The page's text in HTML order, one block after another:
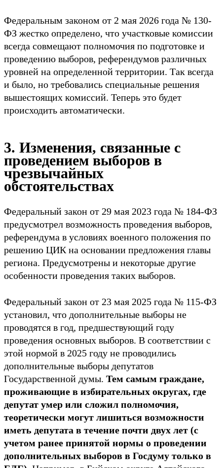
Федеральным законом от 2 мая 2026 года № 130-
ФЗ жестко определено, что участковые комиссии
всегда совмещают полномочия по подготовке и
проведению выборов, референдумов различных
уровней на определенной территории. Так всегда
и было, но требовались специальные решения
вышестоящих комиссий. Теперь это будет
происходить автоматически.
3. Изменения, связанные с
проведением выборов в
чрезвычайных
обстоятельствах
Федеральный закон от 29 мая 2023 года № 184-ФЗ
предусмотрел возможность проведения выборов,
референдума в условиях военного положения по
решению ЦИК на основании предложения главы
региона. Предусмотрены и некоторые другие
особенности проведения таких выборов.
Федеральный закон от 23 мая 2025 года № 115-ФЗ
установил, что дополнительные выборы не
проводятся в год, предшествующий году
проведения основных выборов. В соответствии с
этой нормой в 2025 году не проводились
дополнительные выборы депутатов
Государственной думы. Тем самым граждане,
проживающие в избирательных округах, где
депутат умер или сложил полномочия,
теоретически могут лишиться возможности
иметь депутата в течение почти двух лет (с
учетом ранее принятой нормы о проведении
дополнительных выборов в Госдуму только в